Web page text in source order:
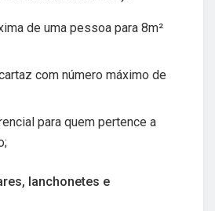
de uma pessoa para 8m²
com número máximo de
para quem pertence a
lanchonetes e